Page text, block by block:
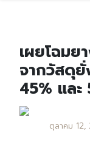
เผยโฉม
จากวัสดุ
45% และ
ตุลาคม 12,